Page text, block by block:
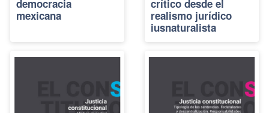
democracia
mexicana
crítico desde el
realismo jurídico
iusnaturalista